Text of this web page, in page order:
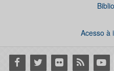
Acesso à
Facebook
Twitter Flickr RSS